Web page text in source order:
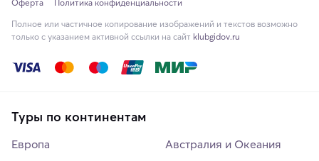
Оферта
Политика конфиденциальности
Полное или частичное копирование изображений и текстов возможно
только с указанием активной ссылки на сайт klubgidov.ru
Туры по континентам
Европа
Австралия и Океания